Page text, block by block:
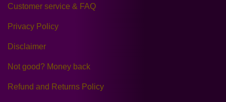
Customer service & FAQ
Privacy Policy
Disclaimer
Not good? Money back
Refund and Returns Policy